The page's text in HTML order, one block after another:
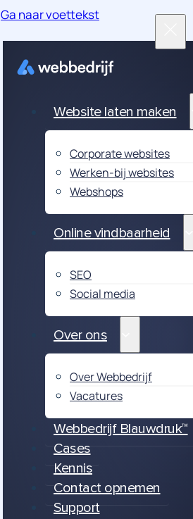
Ga naar voettekst
Website laten maken
Corporate websites
Werken-bij websites
Webshops
Online vindbaarheid
SEO
Social media
Over ons
Over Webbedrijf
Vacatures
Webbedrijf Blauwdruk™
Cases
Kennis
Contact opnemen
Support